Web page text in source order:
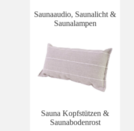
Saunaaudio, Saunalicht &
Saunalampen
Sauna Kopfstützen &
Saunabodenrost